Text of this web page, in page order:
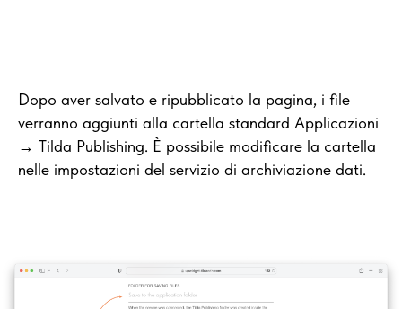
Dopo aver salvato e ripubblicato la pagina, i file
verranno aggiunti alla cartella standard Applicazioni
→ Tilda Publishing. È possibile modificare la cartella
nelle impostazioni del servizio di archiviazione dati.